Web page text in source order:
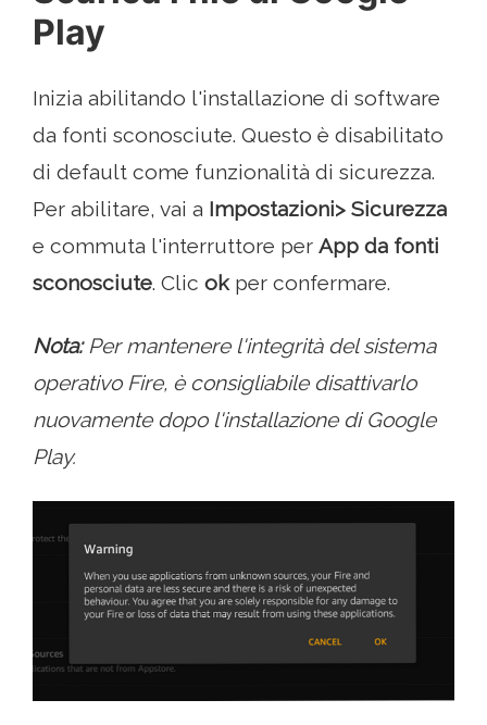
Play
Inizia abilitando l'installazione di software
da fonti sconosciute. Questo è disabilitato
di default come funzionalità di sicurezza.
Per abilitare, vai a Impostazioni> Sicurezza
e commuta l'interruttore per App da fonti
sconosciute. Clic okper confermare.
Nota:Per mantenere l'integrità del sistema
operativo Fire, è consigliabile disattivarlo
nuovamente dopo l'installazione di Google
Play.